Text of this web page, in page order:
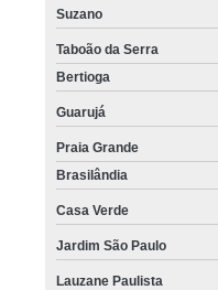
Suzano
Taboão da Serra
Bertioga
Guarujá
Praia Grande
Brasilândia
Casa Verde
Jardim São Paulo
Lauzane Paulista